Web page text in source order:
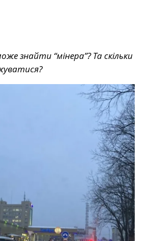
знайти “мінера”? Та скільки